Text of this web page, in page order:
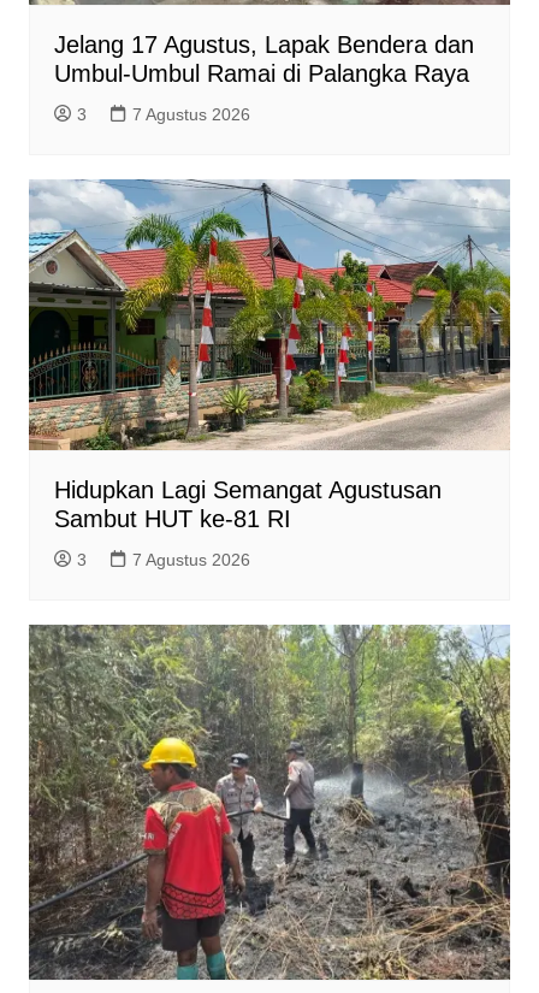
Jelang 17 Agustus, Lapak Bendera dan
Umbul-Umbul Ramai di Palangka Raya
3 7 Agustus 2026
Hidupkan Lagi Semangat Agustusan
Sambut HUT ke-81 RI
3 7 Agustus 2026